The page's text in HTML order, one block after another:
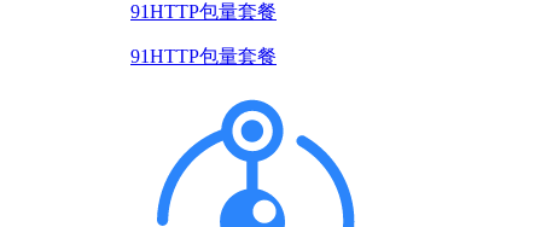
91HTTP包量套餐
91HTTP包量套餐